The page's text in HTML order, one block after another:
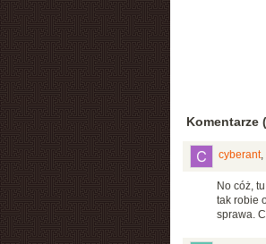
Komentarze
cyberant,
No cóż,
tak robie
sprawa.